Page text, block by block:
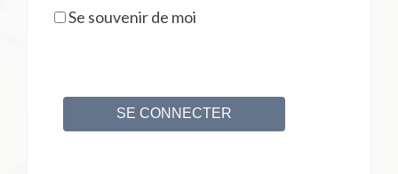
Se souvenir de moi